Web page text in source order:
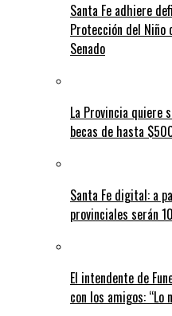
Santa Fe adhiere
Protección del Niño
Senado
La Provincia quiere
becas de hasta
Santa Fe digital: a
provinciales serán
El intendente de
con los amigos: “Lo